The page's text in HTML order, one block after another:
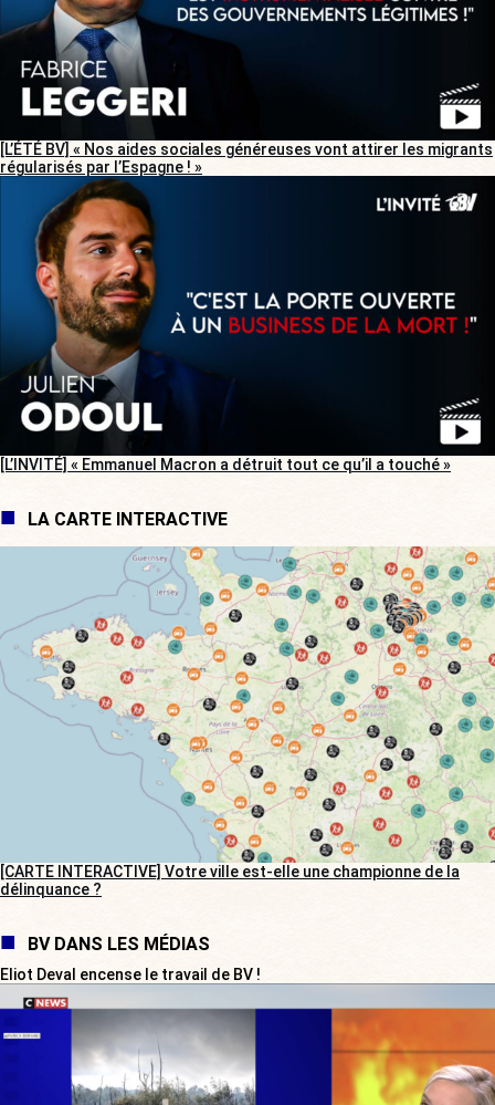
[L’ÉTÉ BV] « Nos aides sociales généreuses vont attirer les migrants
régularisés par l’Espagne ! »
[L’INVITÉ] « Emmanuel Macron a détruit tout ce qu’il a touché »
LA CARTE INTERACTIVE
[CARTE INTERACTIVE] Votre ville est-elle une championne de la
délinquance ?
BV DANS LES MÉDIAS
Eliot Deval encense le travail de BV !